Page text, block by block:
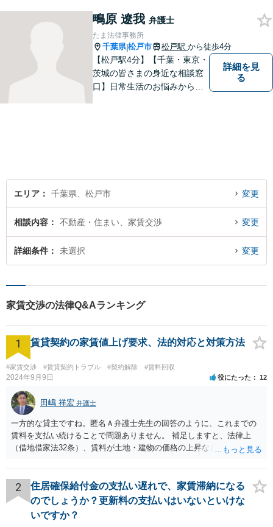
相談30分無料、オンライン面
談、事前の予約で土日の面談
にも対応しております。
鴫原 遼我 弁護士
たま法律事務所
千葉県|松戸市 松戸駅 から徒歩4分
【松戸駅4分】【千葉・東京・
茨城の皆さまの身近な相談窓
口】日常生活のお悩みから複
詳細を見
る
エリア 千葉県、松戸市 変更
相談内容 不動産・住まい、家賃交渉 変更
詳細条件 未選択 変更
家賃交渉の法律Q&Aランキング
1 賃貸契約の家賃値上げ要求、法的対応と対策方法
#家賃交渉 #賃貸契約トラブル #契約解除 #賃料回収
2024年9月9日 役にたった 12
田嶋 祥宏 弁護士
一方的な貸主ですね。匿名Ａ弁護士先生の回答のように、これまでの
賃料を支払い続けることで問題ありません。 補足しますと、法律上
（借地借家法32条）、賃料が土地・建物の価格の上昇などの経済事情
は、「契約条件にかかわらず」、当事者は賃料の増減を請求できる、
とされています。 「不相当」かどうかは、貸主から、近隣相場の上昇
を示す同種賃貸物件の根拠資料などを提示してもらわないと判断でき
ませんよね。ご相談者様のケースでは、こうした資料が示されていな
いと思われることと、１０％が相当がどうかが分からないので、「不
2
住居確保給付金の支払い遅れで、家賃滞納になる
のでしょうか？更新料の支払いはいないといけな
いですか？